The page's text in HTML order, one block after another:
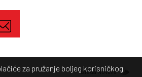
za pružanje boljeg korisničkog
Izrada Novena